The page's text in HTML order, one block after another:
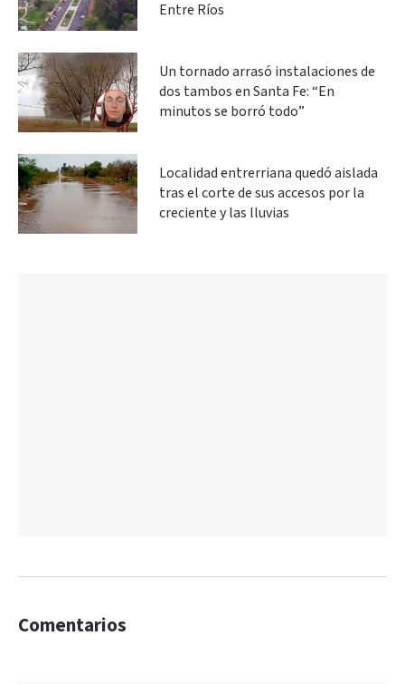
Entre Ríos
Un tornado arrasó instalaciones de
dos tambos en Santa Fe: “En
minutos se borró todo”
Localidad entrerriana quedó aislada
tras el corte de sus accesos por la
creciente y las lluvias
Comentarios